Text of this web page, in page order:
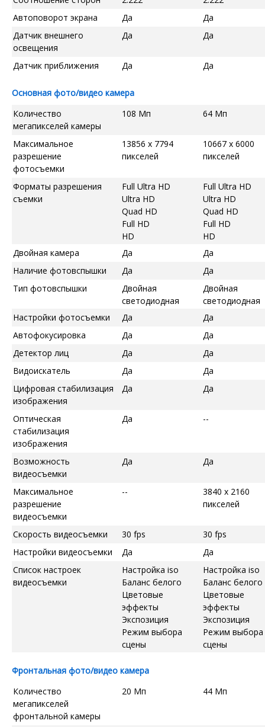
Автоповорот экрана
Да
Да
Датчик внешнего
освещения
Да Да
Датчик приближения Да Да
Основная фото/видео камера
Количество
мегапикселей камеры
108 Мп 64 Мп
Максимальное
разрешение
фотосъемки
13856 x 7794
пикселей
10667 x 6000
пикселей
Форматы разрешения
съемки
Full Ultra HD
Ultra HD
Quad HD
Full HD
HD
Full Ultra HD
Ultra HD
Quad HD
Full HD
HD
Двойная камера
Да
Да
Наличие фотовспышки
Да
Да
Тип фотовспышки
Двойная
светодиодная
Двойная
светодиодная
Настройки фотосъемки
Да
Да
Автофокусировка
Да
Да
Детектор лиц
Да
Да
Видоискатель
Да
Да
Цифровая стабилизация
изображения
Да Да
Оптическая
стабилизация
изображения
Да --
Возможность
видеосъемки
Да Да
Максимальное
разрешение
видеосъемки
--
3840 x 2160
пикселей
Скорость видеосъемки 30 fps
30 fps
Настройки видеосъемки
Да
Да
Список настроек
видеосъемки
Настройка iso
Баланс белого
Цветовые
эффекты
Экспозиция
Режим выбора
сцены
Настройка iso
Баланс белого
Цветовые
эффекты
Экспозиция
Режим выбора
сцены
Фронтальная фото/видео камера
Количество
мегапикселей
фронтальной камеры
20 Мп 44 Мп